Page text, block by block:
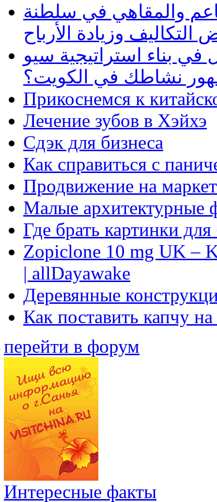
والمقاهي في سلطنة
وزيادة الأرباح
بناء استراتيجية سيو
نشاطك في الكويت؟
Прикоснемся к
Лечение зубов в Хэйхэ
Сдэк для бизнеса
Как справиться с
Продвижение на
Малые архитектурные
Где брать картинки
Zopiclone 10 mg UK –
| allDayawake
Деревянные
Как поставить капчу
перейти в форум
Интересные факты